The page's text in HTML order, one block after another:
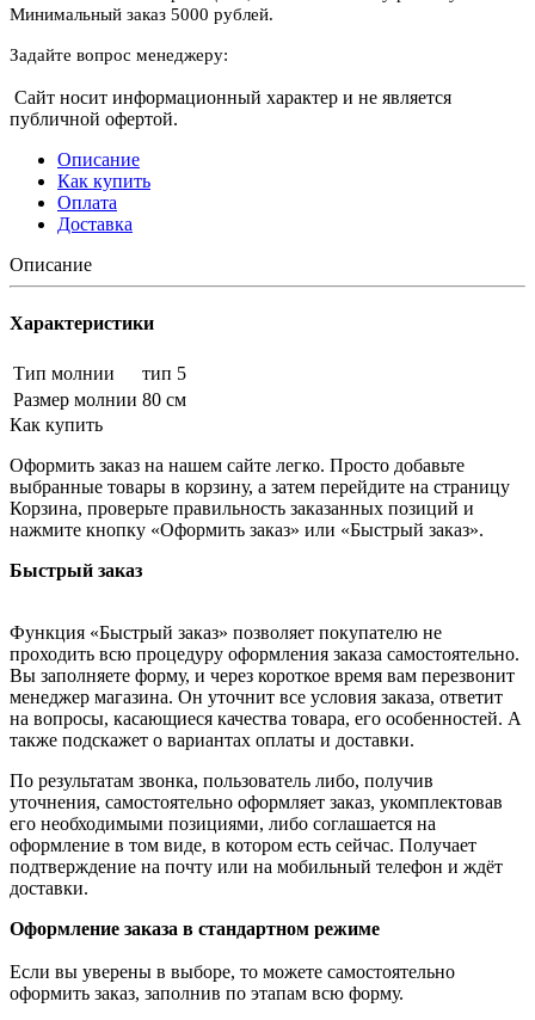
Минимальный заказ 5000 рублей.
Задайте вопрос менеджеру:
Сайт носит информационный характер и не является
публичной офертой.
Описание
Как купить
Оплата
Доставка
Описание
Характеристики
Тип молнии
тип 5
Размер молнии 80 см
Как купить
Оформить заказ на нашем сайте легко. Просто добавьте
выбранные товары в корзину, а затем перейдите на страницу
Корзина, проверьте правильность заказанных позиций и
нажмите кнопку «Оформить заказ» или «Быстрый заказ».
Быстрый заказ
Функция «Быстрый заказ» позволяет покупателю не
проходить всю процедуру оформления заказа самостоятельно.
Вы заполняете форму, и через короткое время вам перезвонит
менеджер магазина. Он уточнит все условия заказа, ответит
на вопросы, касающиеся качества товара, его особенностей. А
также подскажет о вариантах оплаты и доставки.
По результатам звонка, пользователь либо, получив
уточнения, самостоятельно оформляет заказ, укомплектовав
его необходимыми позициями, либо соглашается на
оформление в том виде, в котором есть сейчас. Получает
подтверждение на почту или на мобильный телефон и ждёт
доставки.
Оформление заказа в стандартном режиме
Если вы уверены в выборе, то можете самостоятельно
оформить заказ, заполнив по этапам всю форму.